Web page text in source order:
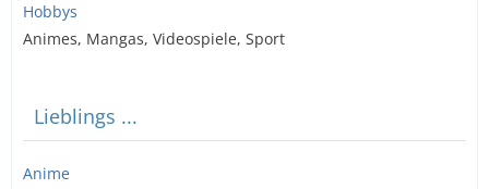
Hobbys
Animes, Mangas, Videospiele, Sport
Lieblings ...
Anime